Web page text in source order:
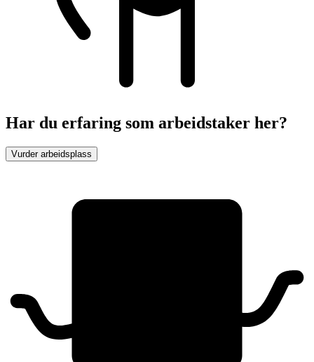
Har du erfaring som arbeidstaker her?
Vurder arbeidsplass